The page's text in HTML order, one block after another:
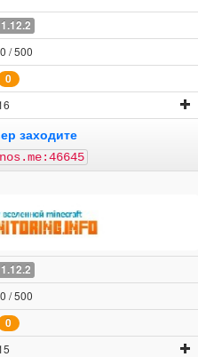
1.12.2
0 / 500
0
заходите
1.12.2
0 / 500
0